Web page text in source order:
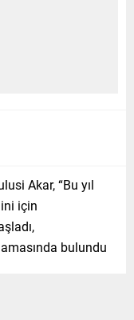
Akar, “Bu yıl
için
bulundu